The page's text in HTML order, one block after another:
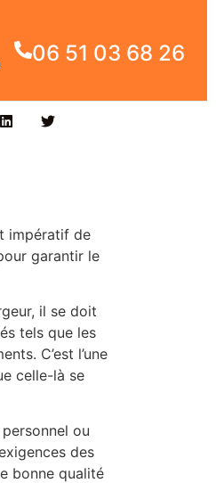
06 51 03 68 26
impératif de
garantir le
il se doit
tels que les
C’est l’une
celle-là se
ou
des
bonne qualité